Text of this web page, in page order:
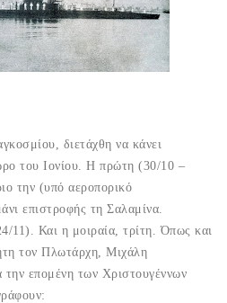
διετάχθη να κάνει
του Ιονίου. Η πρώτη (30/10 –
την (υπό αεροπορικό
επιστροφής τη Σαλαμίνα.
11). Και η μοιραία, τρίτη. Όπως και
τον Πλωτάρχη, Μιχάλη
την επομένη των Χριστουγέννων